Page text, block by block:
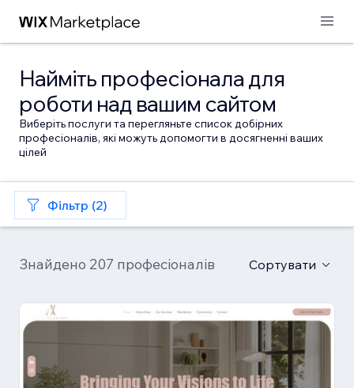
Найміть професіонала для
роботи над вашим сайтом
Виберіть послуги та перегляньте список добірних
професіоналів, які можуть допомогти в досягненні ваших
цілей
Фільтр (2)
Знайдено 207 професіоналів Сортувати